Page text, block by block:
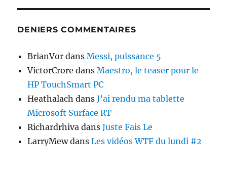
DENIERS COMMENTAIRES
BrianVor dansMessi, puissance 5
VictorCrore dansMaestro, le teaser pour le
HP TouchSmart PC
Heathalach dansJ’ai rendu ma tablette
Microsoft Surface RT
Richardrhiva dansJuste Fais Le
LarryMewdansLes vidéos WTF du lundi #2